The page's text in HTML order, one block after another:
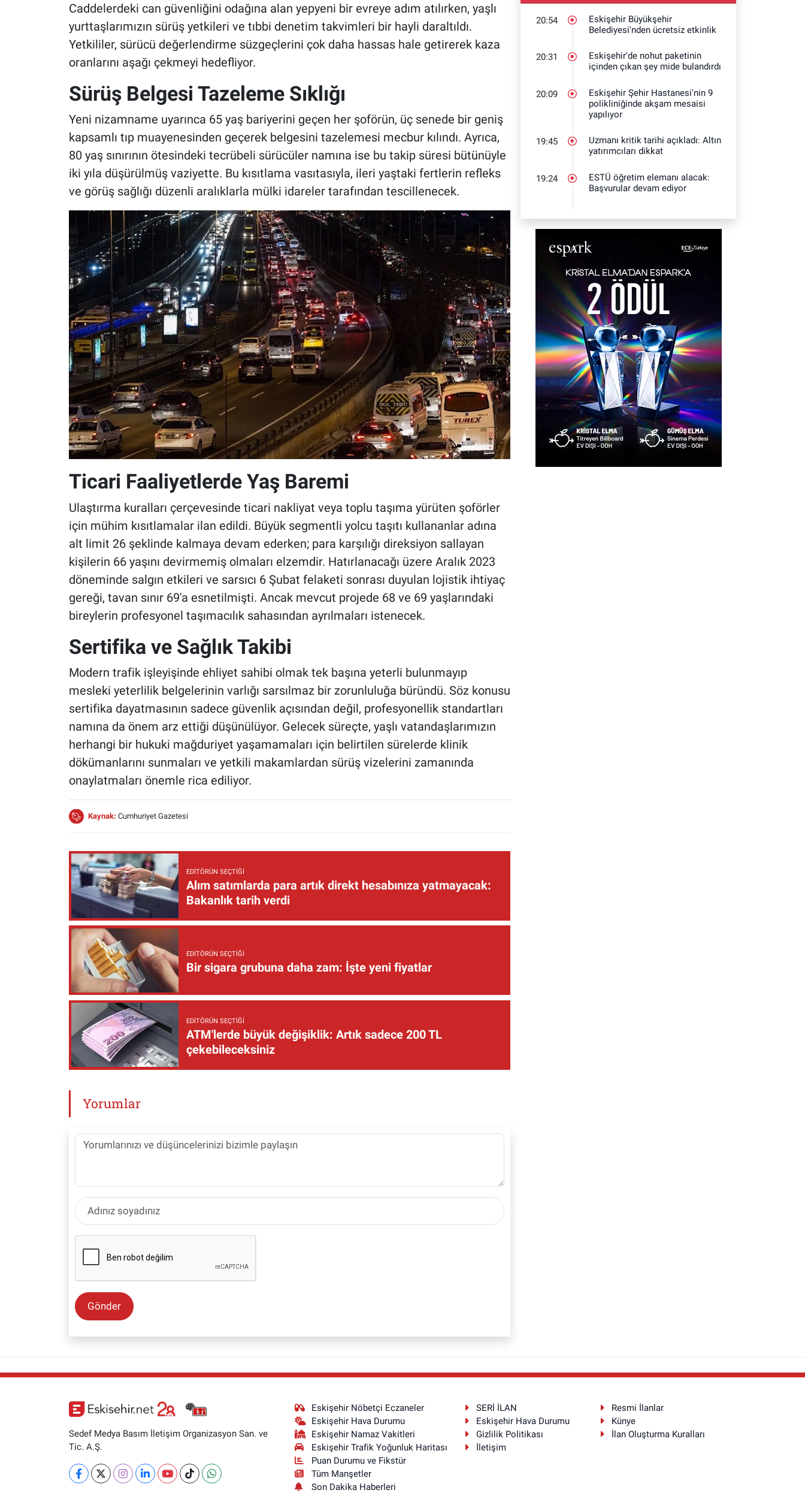
Caddelerdeki can güvenliğini odağına alan yepyeni bir evreye adım atılırken, yaşlı
yurttaşlarımızın sürüş yetkileri ve tıbbi denetim takvimleri bir hayli daraltıldı.
Yetkililer, sürücü değerlendirme süzgeçlerini çok daha hassas hale getirerek kaza
oranlarını aşağı çekmeyi hedefliyor.
Sürüş Belgesi Tazeleme Sıklığı
Yeni nizamname uyarınca 65 yaş bariyerini geçen her şoförün, üç senede bir geniş
kapsamlı tıp muayenesinden geçerek belgesini tazelemesi mecbur kılındı. Ayrıca,
80 yaş sınırının ötesindeki tecrübeli sürücüler namına ise bu takip süresi bütünüyle
iki yıla düşürülmüş vaziyette. Bu kısıtlama vasıtasıyla, ileri yaştaki fertlerin refleks
ve görüş sağlığı düzenli aralıklarla mülki idareler tarafından tescillenecek.
Ticari Faaliyetlerde Yaş Baremi
Ulaştırma kuralları çerçevesinde ticari nakliyat veya toplu taşıma yürüten şoförler
için mühim kısıtlamalar ilan edildi. Büyük segmentli yolcu taşıtı kullananlar adına
alt limit 26 şeklinde kalmaya devam ederken; para karşılığı direksiyon sallayan
kişilerin 66 yaşını devirmemiş olmaları elzemdir. Hatırlanacağı üzere Aralık 2023
döneminde salgın etkileri ve sarsıcı 6 Şubat felaketi sonrası duyulan lojistik ihtiyaç
gereği, tavan sınır 69'a esnetilmişti. Ancak mevcut projede 68 ve 69 yaşlarındaki
bireylerin profesyonel taşımacılık sahasından ayrılmaları istenecek.
Sertifika ve Sağlık Takibi
Modern trafik işleyişinde ehliyet sahibi olmak tek başına yeterli bulunmayıp
mesleki yeterlilik belgelerinin varlığı sarsılmaz bir zorunluluğa büründü. Söz konusu
sertifika dayatmasının sadece güvenlik açısından değil, profesyonellik standartları
namına da önem arz ettiği düşünülüyor. Gelecek süreçte, yaşlı vatandaşlarımızın
herhangi bir hukuki mağduriyet yaşamamaları için belirtilen sürelerde klinik
dökümanlarını sunmaları ve yetkili makamlardan sürüş vizelerini zamanında
onaylatmaları önemle rica ediliyor.
Kaynak: Cumhuriyet Gazetesi
EDITÖRÜN SEÇTIĞI
Alım satımlarda para artık direkt hesabınıza yatmayacak:
Bakanlık tarih verdi
EDITÖRÜN SEÇTIĞI
Bir sigara grubuna daha zam: İşte yeni fiyatlar
EDITÖRÜN SEÇTIĞI
ATM'lerde büyük değişiklik: Artık sadece 200 TL
çekebileceksiniz
Yorumlar
Gönder
20:54
Eskişehir Büyükşehir
Belediyesi'nden ücretsiz etkinlik
20:31
Eskişehir'de nohut paketinin
içinden çıkan şey mide bulandırdı
20:09
Eskişehir Şehir Hastanesi'nin 9
polikliniğinde akşam mesaisi
yapılıyor
19:45
Uzmanı kritik tarihi açıkladı: Altın
yatırımcıları dikkat
19:24
ESTÜ öğretim elemanı alacak:
Başvurular devam ediyor
Sedef Medya Basım İletişim Organizasyon San. ve
Tic. A.Ş.
Eskişehir Nöbetçi Eczaneler
Eskişehir Hava Durumu
Eskişehir Namaz Vakitleri
Eskişehir Trafik Yoğunluk Haritası
Puan Durumu ve Fikstür
Tüm Manşetler
Son Dakika Haberleri
SERİ İLAN
Resmi İlanlar
Eskişehir Hava Durumu
Künye
Gizlilik Politikası
İlan Oluşturma Kuralları
İletişim